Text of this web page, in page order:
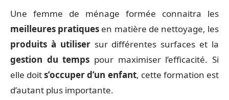
Une femme de ménage formée connaitra les
meilleures pratiques en matière de nettoyage, les
produits à utilisersur différentes surfaces et la
gestion du temps pour maximiser l’efficacité. Si
elle doits’occuper d’un enfant, cette formation est
d’autant plus importante.